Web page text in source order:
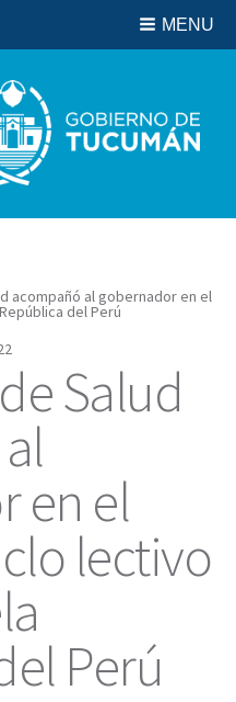
MENU
acompañó al gobernador en el
del Perú
Salud
en el
lectivo
Perú